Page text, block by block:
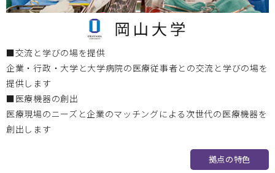
大阪医療センター
2023/2/16 第2回 国立病院機構医工連携マッチングフォー
ラム ～次世代医療システム産業化フォーラム2022 特別例会
～のお知らせ
2022.12.05
■交流と学びの場を提供
企業・行政・大学と大学病院の医療従事者との交流と学びの場を
提供します
■医療機器の創出
医療現場のニーズと企業のマッチングによる次世代の医療機器を
創出します
拠点の特色